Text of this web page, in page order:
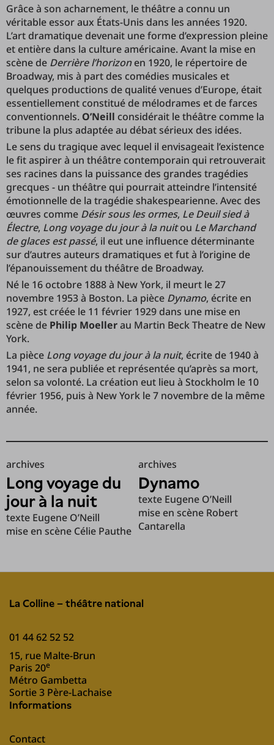
Grâce à son acharnement, le théâtre a connu un
véritable essor aux États-Unis dans les années 1920.
L’art dramatique devenait une forme d’expression pleine
et entière dans la culture américaine. Avant la mise en
scène de Derrière l’horizonen 1920, le répertoire de
Broadway, mis à part des comédies musicales et
quelques productions de qualité venues d’Europe, était
essentiellement constitué de mélodrames et de farces
conventionnels. O’Neill considérait le théâtre comme la
tribune la plus adaptée au débat sérieux des idées.
Le sens du tragique avec lequel il envisageait l’existence
le fit aspirer à un théâtre contemporain qui retrouverait
ses racines dans la puissance des grandes tragédies
grecques - un théâtre qui pourrait atteindre l’intensité
émotionnelle de la tragédie shakespearienne. Avec des
œuvres comme Désir sous les ormes, Le Deuil sied à
Électre, Long voyage du jour à la nuitou Le Marchand
de glaces est passé, il eut une influence déterminante
sur d’autres auteurs dramatiques et fut à l’origine de
l’épanouissement du théâtre de Broadway.
Né le 16 octobre 1888 à New York, il meurt le 27
novembre 1953 à Boston. La pièce Dynamo, écrite en
1927, est créée le 11 février 1929 dans une mise en
scène de Philip Moellerau Martin Beck Theatre de New
York.
La pièce Longvoyage du jour à la nuit, écrite de 1940 à
1941, ne sera publiée et représentée qu’après sa mort,
selon sa volonté. La création eut lieu à Stockholm le 10
février 1956, puis à New York le 7 novembre de la même
année.
archives
Long voyage du
jour à la nuit
texte Eugene O’Neill
mise en scène Célie Pauthe
archives
Dynamo
texte Eugene O’Neill
mise en scène Robert
Cantarella
La Colline – théâtre national
01 44 62 52 52
15, rue Malte-Brun
Paris 20e
Métro Gambetta
Sortie 3 Père-Lachaise
Informations
Contact